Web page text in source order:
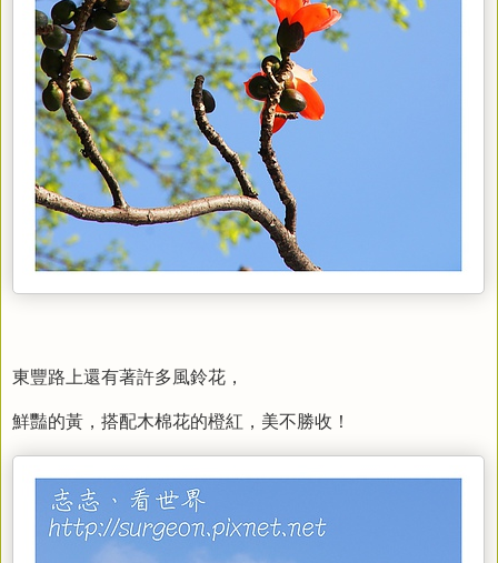
東豐路上還有著許多風鈴花，
鮮豔的黃，搭配木棉花的橙紅，美不勝收！